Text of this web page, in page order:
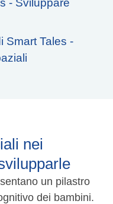
Smart Tales -
nei
un pilastro
dei bambini.